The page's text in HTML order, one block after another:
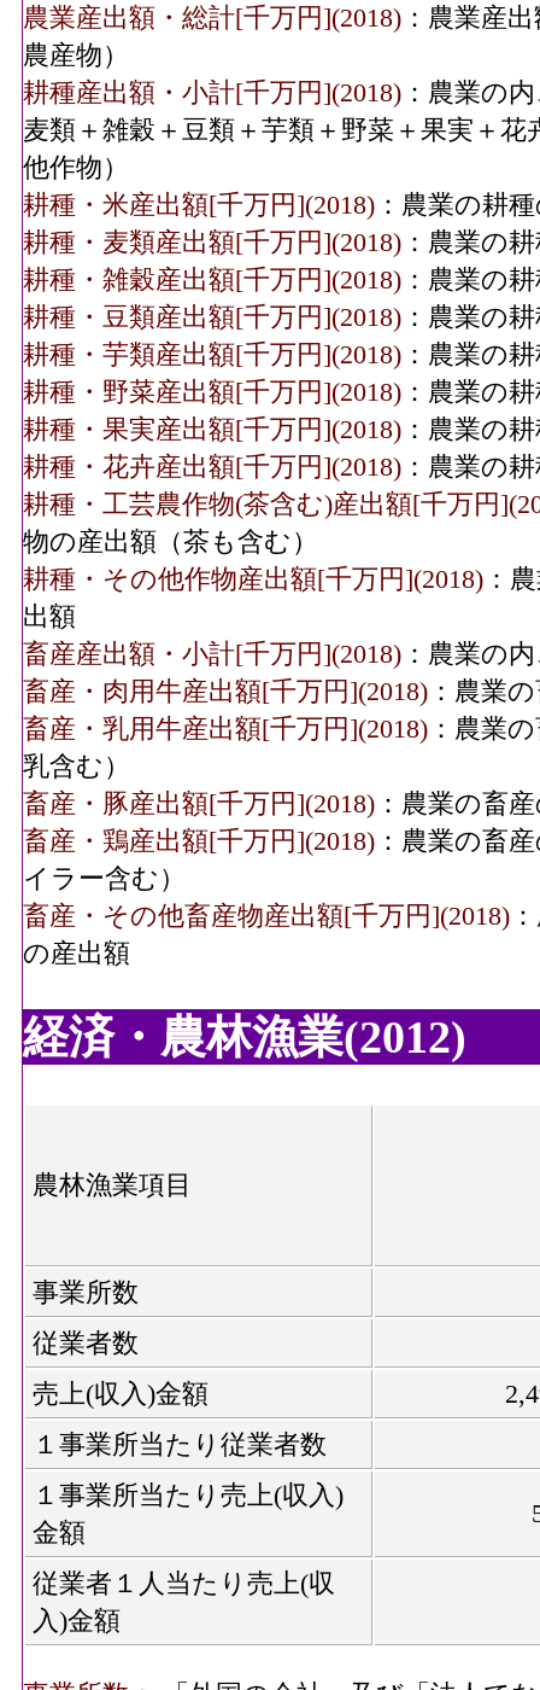
農業産出額・総計[千万円](2018) ：農業産
農産物）
耕種産出額・小計[千万円](2018) ：農業の
麦類＋雑穀＋豆類＋芋類＋野菜＋果実＋
他作物）
耕種・米産出額[千万円](2018) ：農業の耕
耕種・麦類産出額[千万円](2018) ：農業の
耕種・雑穀産出額[千万円](2018) ：農業の
耕種・豆類産出額[千万円](2018) ：農業の
耕種・芋類産出額[千万円](2018) ：農業の
耕種・野菜産出額[千万円](2018) ：農業の
耕種・果実産出額[千万円](2018) ：農業の
耕種・花卉産出額[千万円](2018) ：農業の
耕種・工芸農作物(茶含む)産出額[千万円
物の産出額（茶も含む）
耕種・その他作物産出額[千万円](2018) ：
出額
畜産産出額・小計[千万円](2018) ：農業の
畜産・肉用牛産出額[千万円](2018) ：農業
畜産・乳用牛産出額[千万円](2018) ：農業
乳含む）
畜産・豚産出額[千万円](2018) ：農業の畜
畜産・鶏産出額[千万円](2018) ：農業の畜
イラー含む）
畜産・その他畜産物産出額[千万円](2018)
の産出額
経済・農林漁業(2012)
農林漁業項目
事業所数
従業者数
売上(収入)金額
１事業所当たり従業者数
１事業所当たり売上(収入)
金額
従業者１人当たり売上(収
入)金額